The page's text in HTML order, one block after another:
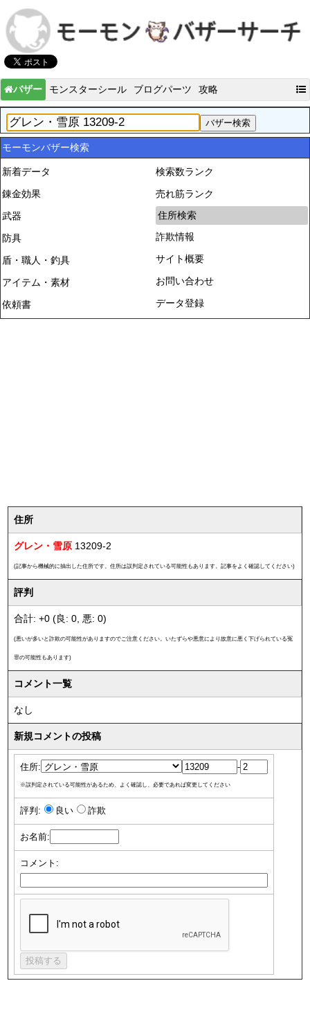
バザー モンスターシール ブログパーツ 攻略
モーモンバザー検索
新着データ
錬金効果
武器
防具
盾・職人・釣具
アイテム・素材
依頼書
検索数ランク
売れ筋ランク
住所検索
詐欺情報
サイト概要
お問い合わせ
データ登録
住所
グレン・雪原 13209-2
(記事から機械的に抽出した住所です。住所は誤判定されている可能性もあります。記事をよく確認してください)
評判
合計: +0 (良: 0, 悪: 0)
(悪いが多いと詐欺の可能性がありますのでご注意ください。いたずらや悪意により故意に悪く下げられている冤
罪の可能性もあります)
コメント一覧
なし
新規コメントの投稿
住所: -
※誤判定されている可能性があるため、よく確認し、必要であれば変更してください
評判: 良い 詐欺
お名前:
コメント: